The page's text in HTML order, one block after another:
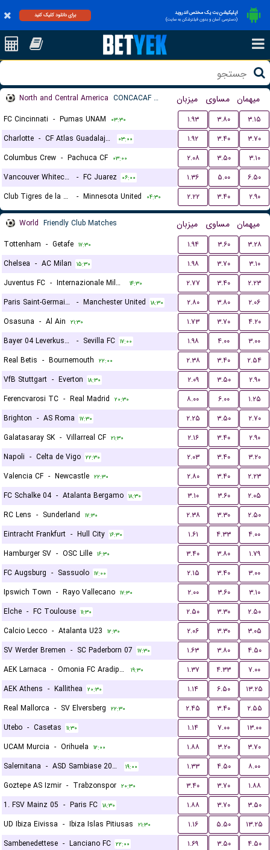
اپلیکیشن بت یک مختص اندروید
(دسترسی آسان و بدون فیلترشکن به سایت)
برای دانلود کلیک کنید
North and Central America CONCACAF Leagues Cup میزبان مساوی میهمان
FC Cincinnati - Pumas UNAM ۰۳:۳۰ ۱.۹۳ ۳.۸۰
۳.۱۵
Charlotte - CF Atlas Guadalajara ۰۳:۰۰ ۱.۹۲ ۳.۴۰
۳.۷۰
Columbus Crew - Pachuca CF ۰۳:۰۰ ۲.۰۸ ۳.۵۰
۳.۱۰
Vancouver Whitecaps
- FC Juarez ۰۶:۰۰ ۱.۳۶ ۵.۰۰
۶.۵۰
Club Tigres de la UANL
- Minnesota United ۰۴:۳۰ ۲.۲۲ ۳.۴۰ ۲.۹۰
World Friendly Club Matches میزبان مساوی میهمان
Tottenham - Getafe ۱۷:۳۰ ۱.۹۴ ۳.۶۰
۳.۲۸
Chelsea - AC Milan ۱۵:۳۰ ۱.۹۸ ۳.۷۰
۳.۱۰
Juventus FC - Internazionale Milano ۱۴:۳۰ ۲.۷۷ ۳.۴۰
۲.۲۳
Paris Saint-Germain FC
- Manchester United ۱۸:۳۰ ۲.۸۰ ۳.۸۰
۲.۰۶
Osasuna - Al Ain ۲۱:۳۰ ۱.۷۳ ۳.۷۰
۴.۲۰
Bayer 04 Leverkusen
- Sevilla FC ۱۷:۰۰ ۱.۹۸ ۴.۰۰
۳.۰۰
Real Betis - Bournemouth ۲۲:۰۰ ۲.۳۸ ۳.۴۰
۲.۵۴
VfB Stuttgart - Everton ۱۸:۳۰ ۲.۰۹ ۳.۵۰
۲.۹۰
Ferencvarosi TC - Real Madrid ۲۰:۳۰ ۸.۰۰ ۶.۰۰
۱.۲۵
Brighton - AS Roma ۱۷:۳۰ ۲.۲۵ ۳.۵۰
۲.۷۰
Galatasaray SK - Villarreal CF ۲۱:۳۰ ۲.۱۶ ۳.۴۰
۲.۹۰
Napoli - Celta de Vigo ۲۲:۳۰ ۲.۰۳ ۳.۴۰
۳.۲۰
Valencia CF - Newcastle ۲۲:۳۰ ۲.۸۰ ۳.۴۰
۲.۲۳
FC Schalke 04 - Atalanta Bergamo ۱۸:۳۰ ۳.۱۰ ۳.۶۰
۲.۰۵
RC Lens - Sunderland ۱۷:۳۰ ۲.۳۸ ۳.۳۰
۲.۵۰
Eintracht Frankfurt - Hull City ۱۶:۳۰ ۱.۶۱ ۴.۳۳
۴.۰۰
Hamburger SV - OSC Lille ۱۶:۳۰ ۳.۴۰ ۳.۸۰
۱.۷۹
FC Augsburg - Sassuolo ۱۷:۰۰ ۲.۱۵ ۳.۴۰
۳.۰۰
Ipswich Town - Rayo Vallecano ۱۷:۳۰ ۲.۰۰ ۳.۶۰
۳.۱۰
Elche - FC Toulouse ۱۱:۳۰ ۲.۵۰ ۳.۳۰
۲.۵۰
Calcio Lecco - Atalanta U23 ۱۲:۳۰ ۲.۰۶ ۳.۳۰
۳.۰۵
SV Werder Bremen - SC Paderborn 07 ۱۷:۳۰ ۱.۶۳ ۳.۸۰
۴.۵۰
AEK Larnaca - Omonia FC Aradippou ۱۹:۳۰ ۱.۳۷ ۴.۳۳
۷.۰۰
AEK Athens - Kallithea ۲۰:۳۰ ۱.۱۴ ۶.۵۰
۱۳.۲۵
Real Mallorca - SV Elversberg ۲۲:۳۰ ۲.۴۵ ۳.۴۰
۲.۵۵
Utebo - Casetas ۱۱:۳۰ ۱.۱۴ ۷.۰۰
۱۳.۰۰
UCAM Murcia - Orihuela ۱۲:۰۰ ۱.۸۸ ۳.۲۰
۳.۷۰
Salernitana - ASD Sambiase 2023 ۱۹:۰۰ ۱.۳۳ ۴.۵۰
۸.۰۰
Goztepe AS Izmir - Trabzonspor ۲۰:۳۰ ۳.۴۰ ۳.۷۰
۱.۸۸
1. FSV Mainz 05 - Paris FC ۱۸:۳۰ ۱.۸۸ ۳.۷۰
۳.۵۰
UD Ibiza Eivissa - Ibiza Islas Pitiusas ۲۱:۳۰ ۱.۱۶ ۵.۵۰
۱۳.۲۵
Sambenedettese - Lanciano FC ۲۲:۰۰ ۱.۶۹ ۳.۵۰
۴.۵۰